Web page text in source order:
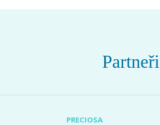
Partneři
PRECIOSA